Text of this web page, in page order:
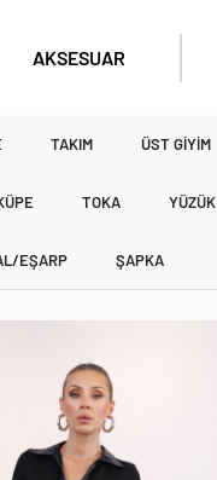
AKSESUAR
TAKIM ÜST GIYIM
TOKA YÜZÜK
EŞARP ŞAPKA